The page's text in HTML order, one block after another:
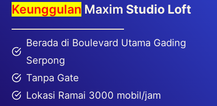
Keunggulan Maxim Studio Loft
Berada di Boulevard Utama Gading
Serpong
Tanpa Gate
Lokasi Ramai 3000 mobil/jam